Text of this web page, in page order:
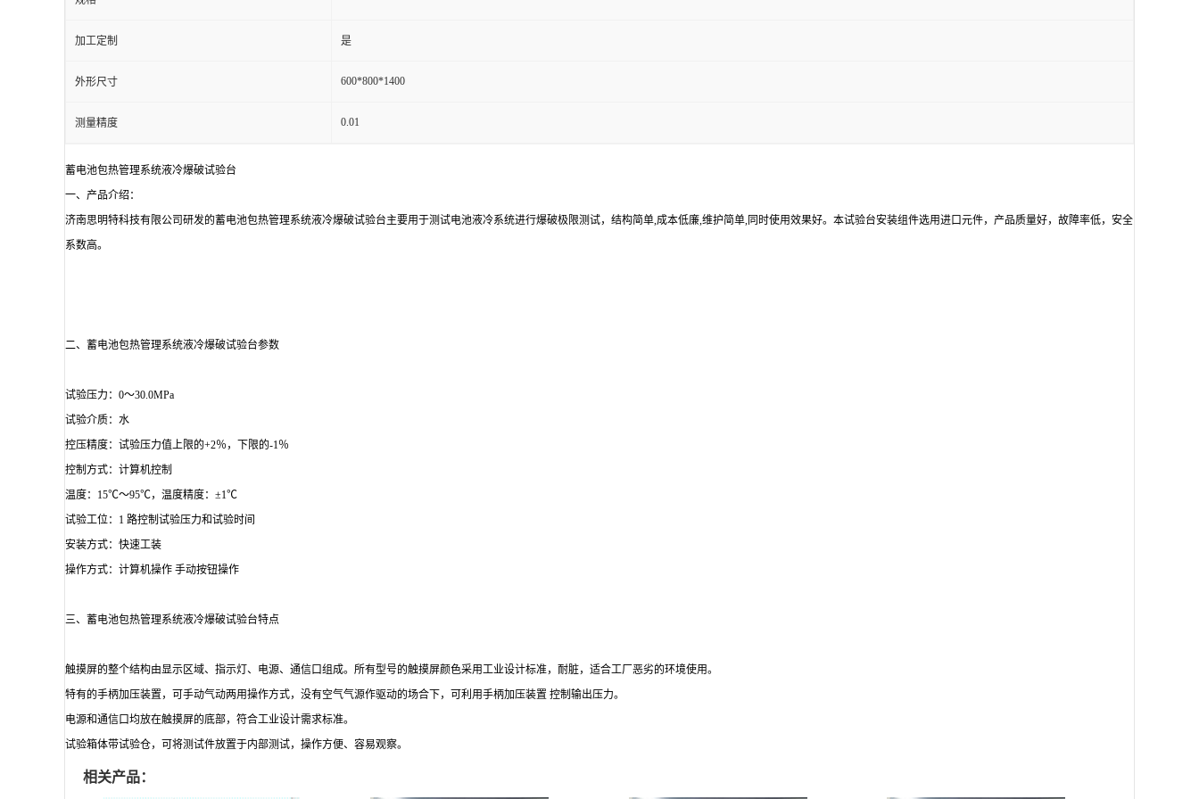
加工定制 是
外形尺寸 600*800*1400
测量精度 0.01
蓄电池包热管理系统液冷爆破试验台
一、产品介绍：
济南思明特科技有限公司研发的蓄电池包热管理系统液冷爆破试验台主要用于测试电池液冷系统进行爆破极限测试，结构简单,成本低廉,维护简单,同时使用效果好。本试验台安装组件选用进口元件，产品质量好，故障率低，安全
系数高。
二、蓄电池包热管理系统液冷爆破试验台参数
试验压力：0～30.0MPa
试验介质：水
控压精度：试验压力值上限的+2％，下限的-1％
控制方式：计算机控制
温度：15℃～95℃，温度精度：±1℃
试验工位：1 路控制试验压力和试验时间
安装方式：快速工装
操作方式：计算机操作 手动按钮操作
三、蓄电池包热管理系统液冷爆破试验台特点
触摸屏的整个结构由显示区域、指示灯、电源、通信口组成。所有型号的触摸屏颜色采用工业设计标准，耐脏，适合工厂恶劣的环境使用。
特有的手柄加压装置，可手动气动两用操作方式，没有空气气源作驱动的场合下，可利用手柄加压装置 控制输出压力。
电源和通信口均放在触摸屏的底部，符合工业设计需求标准。
试验箱体带试验仓，可将测试件放置于内部测试，操作方便、容易观察。
相关产品：